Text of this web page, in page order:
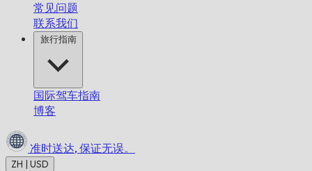
常见问题
联系我们
旅行指南
国际驾车指南
博客
准时送达, 保证无误。
ZH | USD